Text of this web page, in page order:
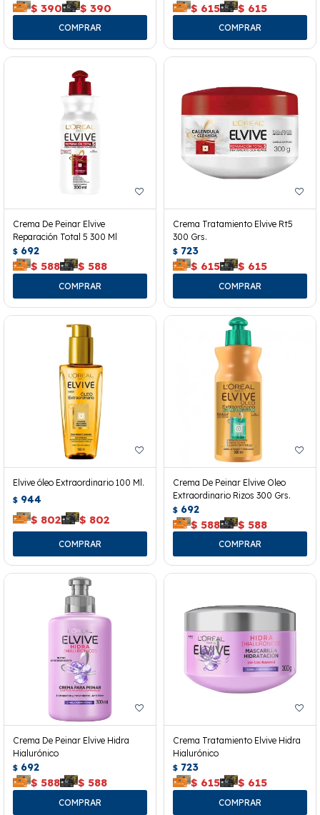
$ 390 $ 390 $ 615 $ 615
Crema De Peinar Elvive
Reparación Total 5 300 Ml
$ 692
$ 588 $ 588
Crema Tratamiento Elvive Rt5
300 Grs.
$ 723
$ 615 $ 615
Elvive óleo Extraordinario 100 Ml.
$ 944
$ 802 $ 802
Crema De Peinar Elvive Oleo
Extraordinario Rizos 300 Grs.
$ 692
$ 588 $ 588
Crema De Peinar Elvive Hidra
Hialurónico
$ 692
$ 588 $ 588
Crema Tratamiento Elvive Hidra
Hialurónico
$ 723
$ 615 $ 615